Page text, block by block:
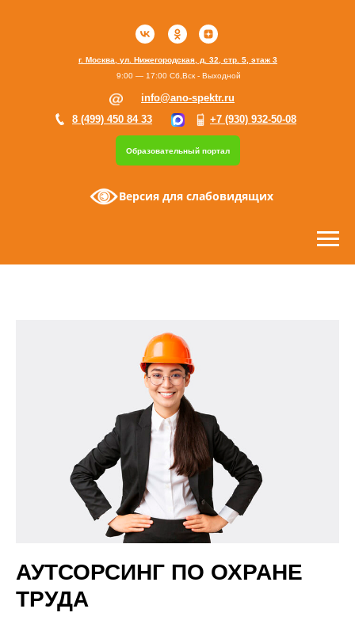
Образовательный портал
г. Москва, ул. Нижегородская, д. 32, стр. 5, этаж 3
+7 (930) 932-50-08
8 (499) 450 84 33
info@ano-spektr.ru
9:00 — 17:00 Сб,Вск - Выходной
Версия для слабовидящих
АУТСОРСИНГ ПО ОХРАНЕ
ТРУДА